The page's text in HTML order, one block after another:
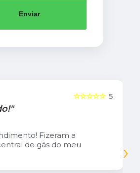
Enviar
5
☆☆☆☆☆
Fizeram a
de gás do meu
›